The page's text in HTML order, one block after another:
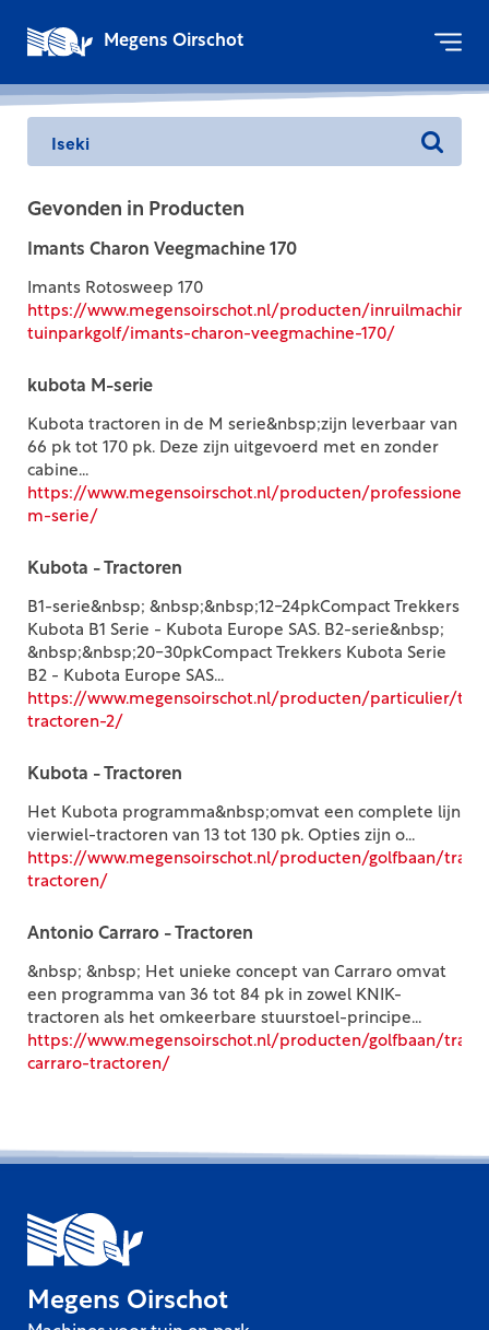
Megens Oirschot
Gevonden in Producten
Imants Charon Veegmachine 170
Imants Rotosweep 170
https://www.megensoirschot.nl/producten/
tuinparkgolf/imants-charon-veegmachine-170/
kubota M-serie
Kubota tractoren in de M serie&nbsp;zijn leverbaar van
66 pk tot 170 pk. Deze zijn uitgevoerd met en zonder
cabine...
https://www.megensoirschot.nl/producten/
m-serie/
Kubota - Tractoren
B1-serie&nbsp; &nbsp;&nbsp;12-24pkCompact Trekkers
Kubota B1 Serie - Kubota Europe SAS. B2-serie&nbsp;
&nbsp;&nbsp;20-30pkCompact Trekkers Kubota Serie
B2 - Kubota Europe SAS...
https://www.megensoirschot.nl/producten/particulier/
tractoren-2/
Kubota - Tractoren
Het Kubota programma&nbsp;omvat een complete lijn
vierwiel-tractoren van 13 tot 130 pk. Opties zijn o...
https://www.megensoirschot.nl/producten/golfbaan/
tractoren/
Antonio Carraro - Tractoren
&nbsp; &nbsp; Het unieke concept van Carraro omvat
een programma van 36 tot 84 pk in zowel KNIK-
tractoren als het omkeerbare stuurstoel-principe...
https://www.megensoirschot.nl/producten/golfbaan/
carraro-tractoren/
Megens Oirschot